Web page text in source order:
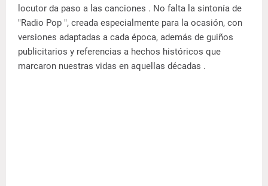
locutor da paso a las canciones . No falta la sintonía de
"Radio Pop ", creada especialmente para la ocasión, con
versiones adaptadas a cada época, además de guiños
publicitarios y referencias a hechos históricos que
marcaron nuestras vidas en aquellas décadas .